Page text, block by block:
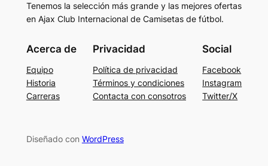
Tenemos la selección más grande y las mejores ofertas
en Ajax Club Internacional de Camisetas de fútbol.
Acerca de
Equipo
Historia
Carreras
Privacidad
Política de privacidad
Términos y condiciones
Contacta con consotros
Social
Facebook
Instagram
Twitter/X
Diseñado con WordPress